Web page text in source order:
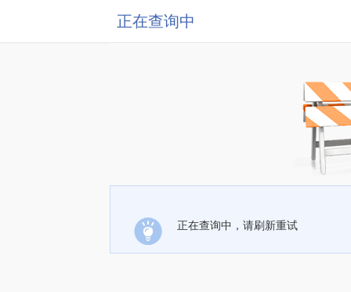
正在查询中
正在查询中，请刷新重试